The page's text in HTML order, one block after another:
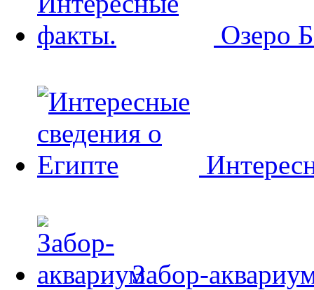
Озеро
Забор-